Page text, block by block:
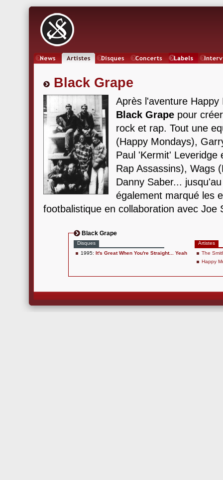
Black Grape
Après l'aventure
Black Grape pour
rock et rap. Tout une
(Happy Mondays),
Paul 'Kermit' Leveridge
Rap Assassins), Wags
Danny Saber...
également marqué les
footbalistique en collaboration avec Joe
Black Grape
Disques
1995: It's Great When You're Straight... Yeah
Artistes
The
Happy